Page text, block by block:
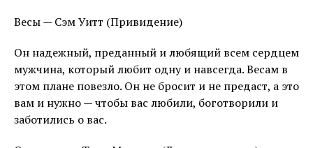
Весы — Сэм Уитт (Привидение)
Он надежный, преданный и любящий всем сердцем
мужчина, который любит одну и навсегда. Весам в
этом плане повезло. Он не бросит и не предаст, а это
вам и нужно — чтобы вас любили, боготворили и
заботились о вас.